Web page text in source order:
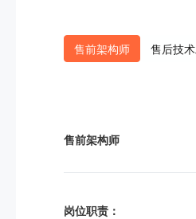
售前架构师 售后技
售前架构师
岗位职责：